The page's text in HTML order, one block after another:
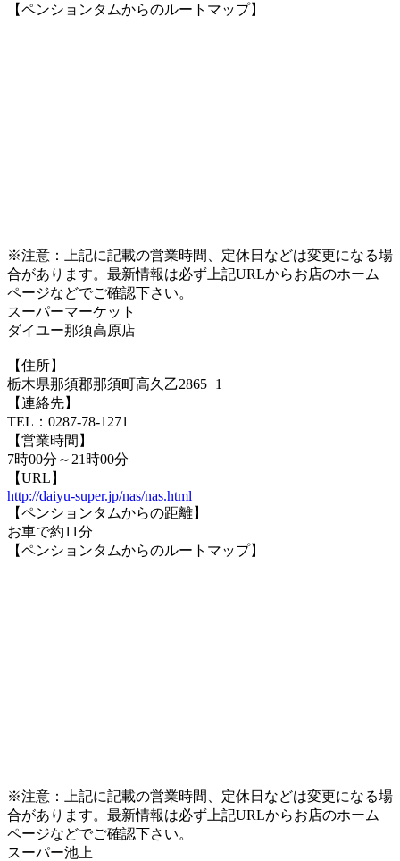
【ペンションタムからのルートマップ】
※注意：上記に記載の営業時間、定休日などは変更になる場
合があります。最新情報は必ず上記URLからお店のホーム
ページなどでご確認下さい。
スーパーマーケット
ダイユー那須高原店
【住所】
栃木県那須郡那須町高久乙2865−1
【連絡先】
TEL：0287-78-1271
【営業時間】
7時00分～21時00分
【URL】
http://daiyu-super.jp/nas/nas.html
【ペンションタムからの距離】
お車で約11分
【ペンションタムからのルートマップ】
※注意：上記に記載の営業時間、定休日などは変更になる場
合があります。最新情報は必ず上記URLからお店のホーム
ページなどでご確認下さい。
スーパー池上